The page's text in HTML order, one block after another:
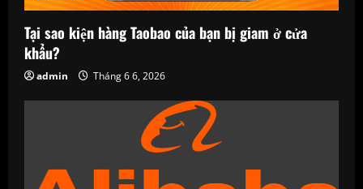
Tại sao kiện hàng Taobao của bạn bị giam ở cửa
khẩu?
admin Tháng 6 6, 2026